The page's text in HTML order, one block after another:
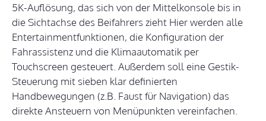
5K-Auflösung, das sich von der Mittelkonsole bis in
die Sichtachse des Beifahrers zieht Hier werden alle
Entertainmentfunktionen, die Konfiguration der
Fahrassistenz und die Klimaautomatik per
Touchscreen gesteuert. Außerdem soll eine Gestik-
Steuerung mit sieben klar definierten
Handbewegungen (z.B. Faust für Navigation) das
direkte Ansteuern von Menüpunkten vereinfachen.